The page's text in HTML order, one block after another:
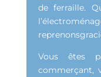
de ferraille.
Vous êtes
commerçant,